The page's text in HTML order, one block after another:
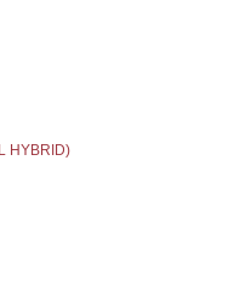
HYBRID)